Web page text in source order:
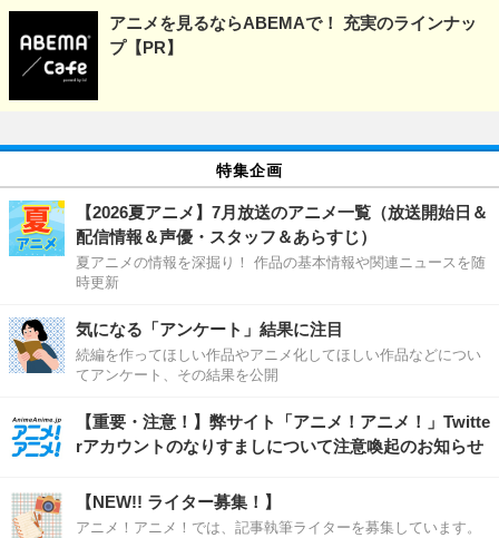
アニメを見るならABEMAで！ 充実のラインナッ
プ【PR】
特集企画
【2026夏アニメ】7月放送のアニメ一覧（放送開始日＆
配信情報＆声優・スタッフ＆あらすじ）
夏アニメの情報を深掘り！ 作品の基本情報や関連ニュースを随
時更新
気になる「アンケート」結果に注目
続編を作ってほしい作品やアニメ化してほしい作品などについ
てアンケート、その結果を公開
【重要・注意！】弊サイト「アニメ！アニメ！」Twitte
rアカウントのなりすましについて注意喚起のお知らせ
【NEW!! ライター募集！】
アニメ！アニメ！では、記事執筆ライターを募集しています。